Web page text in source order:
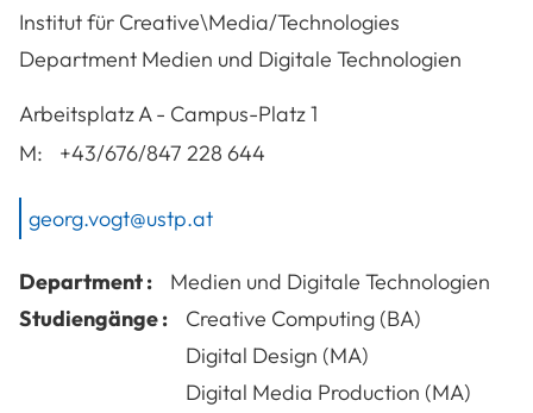
Institut für Creative\Media/Technologies
Department Medien und Digitale Technologien
ArbeitsplatzA - Campus-Platz 1
M:
+43/676/847 228 644
georg.vogt@ustp.at
Department :
Medien und Digitale Technologien
Studiengänge :
Creative Computing (BA)
Digital Design (MA)
Digital Media Production (MA)